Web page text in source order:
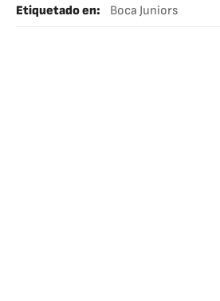
Etiquetado en:
Boca Juniors